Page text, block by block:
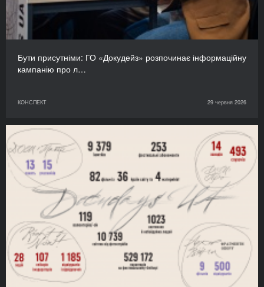
Бути присутніми: ГО «Докудейз» розпочинає інформаційну
кампанію про л…
КОНСПЕКТ 29 червня 2026